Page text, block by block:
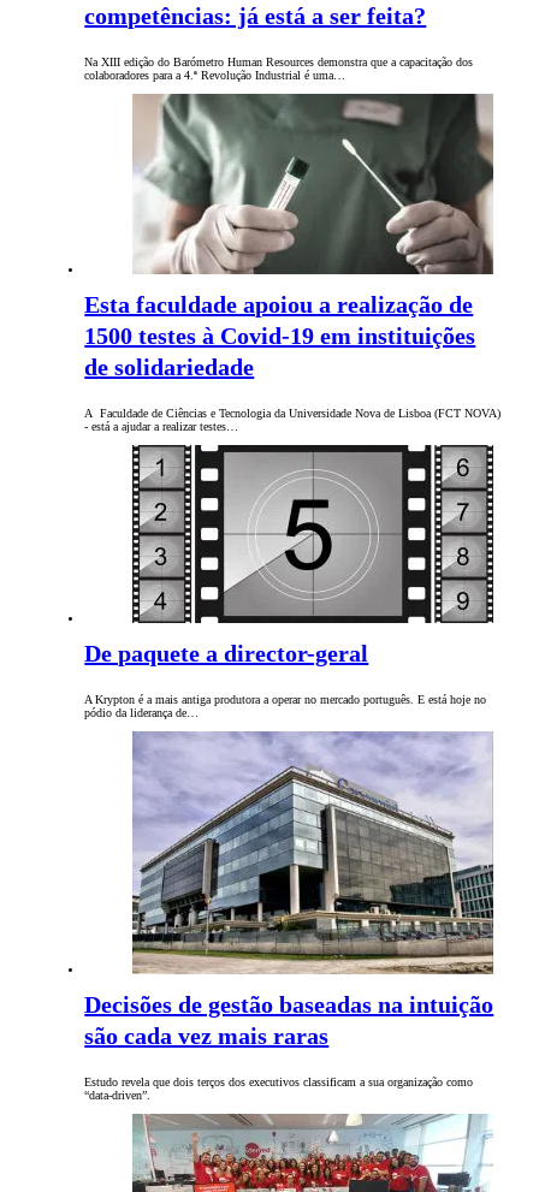
competências: já está a ser feita?
Na XIII edição do Barómetro Human Resources demonstra que a capacitação dos
colaboradores para a 4.ª Revolução Industrial é uma…
Esta faculdade apoiou a realização de
1500 testes à Covid-19 em instituições
de solidariedade
A Faculdade de Ciências e Tecnologia da Universidade Nova de Lisboa (FCT NOVA)
- está a ajudar a realizar testes…
De paquete a director-geral
A Krypton é a mais antiga produtora a operar no mercado português. E está hoje no
pódio da liderança de…
Decisões de gestão baseadas na intuição
são cada vez mais raras
Estudo revela que dois terços dos executivos classificam a sua organização como
“data-driven”.